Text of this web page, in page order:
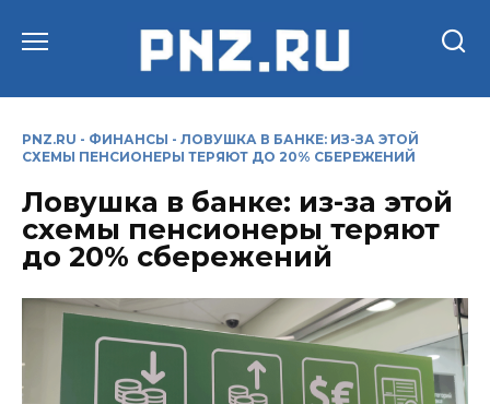
PNZ.RU - ФИНАНСЫ - ЛОВУШКА В БАНКЕ: ИЗ-ЗА ЭТОЙ
СХЕМЫ ПЕНСИОНЕРЫ ТЕРЯЮТ ДО 20% СБЕРЕЖЕНИЙ
Ловушка в банке: из-за этой
схемы пенсионеры теряют
до 20% сбережений